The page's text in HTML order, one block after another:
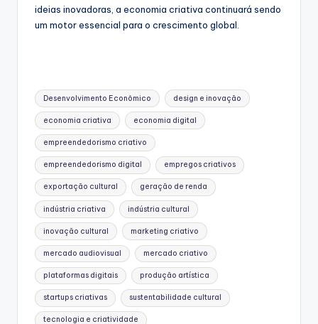
ideias inovadoras, a economia criativa continuará sendo
um motor essencial para o crescimento global.
Tags:
Desenvolvimento Econômico design e inovação
economia criativa economia digital
empreendedorismo criativo
empreendedorismo digital empregos criativos
exportação cultural geração de renda
indústria criativa indústria cultural
inovação cultural marketing criativo
mercado audiovisual mercado criativo
plataformas digitais produção artística
startups criativas sustentabilidade cultural
tecnologia e criatividade